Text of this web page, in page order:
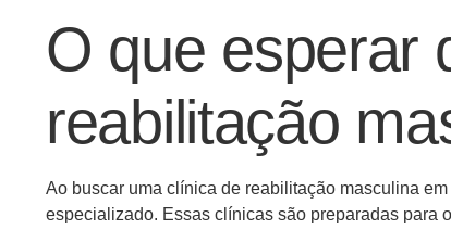
O que esperar
reabilitação
Ao buscar uma clínica de reabilitação masculina
especializado. Essas clínicas são preparadas para